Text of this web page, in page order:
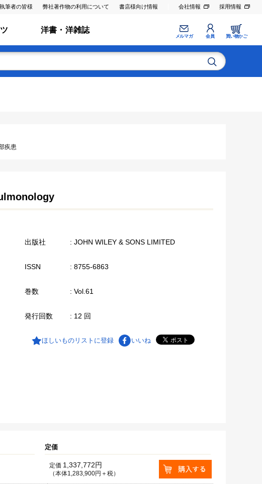
執筆者の皆様 弊社著作物の利用について 書店様向け情報 会社情報 採用情報
洋書・洋雑誌
メルマガ 会員 買い物かご
疾患
出版社 : JOHN WILEY & SONS LIMITED
ISSN : 8755-6863
巻数 : Vol.61
発行回数 : 12 回
ほしいものリストに登録 いいね
定価
定価 1,337,772円
（本体1,283,900円＋税）